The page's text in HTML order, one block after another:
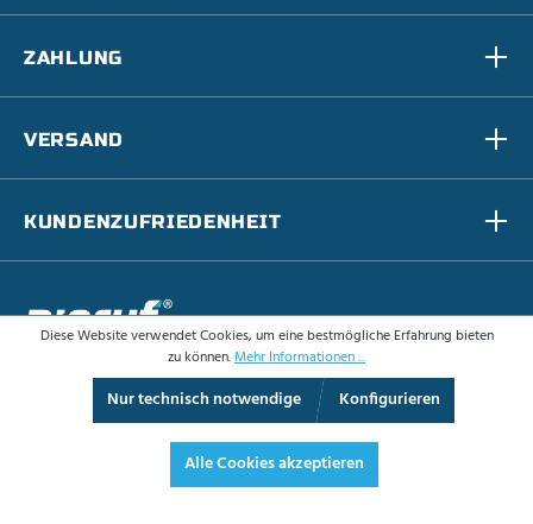
ZAHLUNG
VERSAND
KUNDENZUFRIEDENHEIT
Diese Website verwendet Cookies, um eine bestmögliche Erfahrung bieten
zu können.Mehr Informationen ...
Nur technisch notwendige Konfigurieren
Alle Cookies akzeptieren